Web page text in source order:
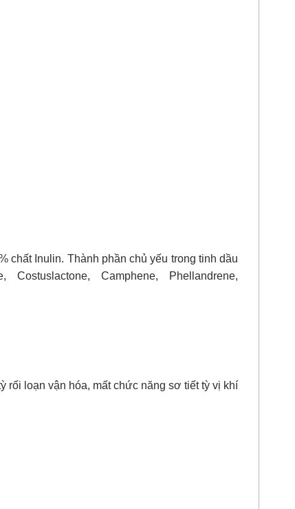
chất Inulin. Thành phần chủ yếu trong tinh dầu
Costuslactone, Camphene, Phellandrene,
rối loạn vận hóa, mất chức năng sơ tiết tỳ vị khí